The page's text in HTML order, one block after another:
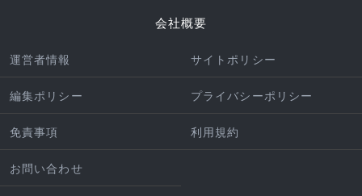
会社概要
運営者情報 サイトポリシー
編集ポリシー プライバシーポリシー
免責事項 利用規約
お問い合わせ